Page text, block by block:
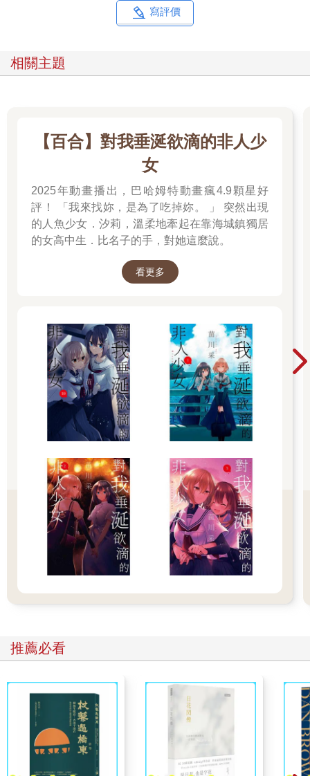
寫評價
相關主題
【百合】對我垂涎欲滴的非人少
女
2025年動畫播出，巴哈姆特動畫瘋4.9顆星好
評！ 「我來找妳，是為了吃掉妳。 」 突然出現
的人魚少女．汐莉，溫柔地牽起在靠海城鎮獨居
的女高中生．比名子的手，對她這麼說。
看更多
推薦必看